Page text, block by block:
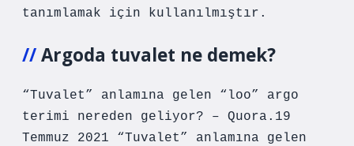
tanımlamak için kullanılmıştır.
Argoda tuvalet ne demek?
“Tuvalet” anlamına gelen “loo” argo
terimi nereden geliyor? – Quora.19
Temmuz 2021 “Tuvalet” anlamına gelen